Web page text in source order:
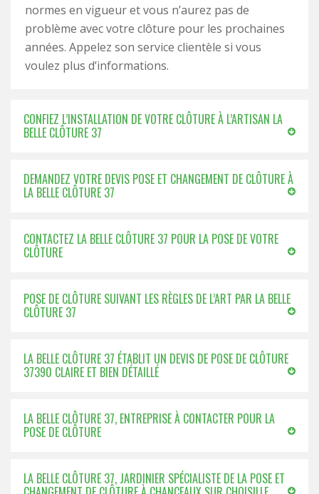
normes en vigueur et vous n’aurez pas de
problème avec votre clôture pour les prochaines
années. Appelez son service clientèle si vous
voulez plus d’informations.
CONFIEZ L’INSTALLATION DE VOTRE CLÔTURE À L’ARTISAN LA
BELLE CLÔTURE 37
DEMANDEZ VOTRE DEVIS POSE ET CHANGEMENT DE CLÔTURE À
LA BELLE CLÔTURE 37
CONTACTEZ LA BELLE CLÔTURE 37 POUR LA POSE DE VOTRE
CLÔTURE
POSE DE CLÔTURE SUIVANT LES RÈGLES DE L’ART PAR LA BELLE
CLÔTURE 37
LA BELLE CLÔTURE 37 ÉTABLIT UN DEVIS DE POSE DE CLÔTURE
37390 CLAIRE ET BIEN DÉTAILLÉ
LA BELLE CLÔTURE 37, ENTREPRISE À CONTACTER POUR LA
POSE DE CLÔTURE
LA BELLE CLÔTURE 37, JARDINIER SPÉCIALISTE DE LA POSE ET